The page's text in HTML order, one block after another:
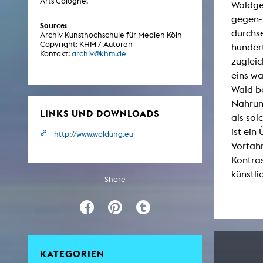
Source:
Archiv Kunsthochschule für Medien Köln
Copyright: KHM / Autoren
Kontakt: archiv@khm.de
LINKS UND DOWNLOADS
http://www.waldung.eu
Share
KATEGORIEN
eins
Wald
als
ist ein
Central
ARCHIVE
KHM Research
Kölsch-Glas-Edition
25 years KHM / Studio talks